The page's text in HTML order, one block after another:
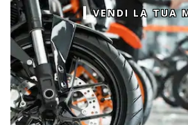
VENDI LA TUA